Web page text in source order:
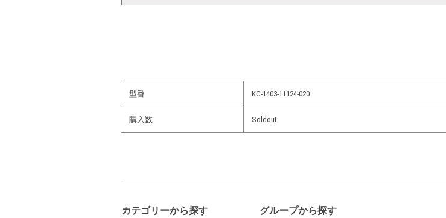
型番 KC-1403-11124-020
購入数 Soldout
カテゴリーから探す グループから探す